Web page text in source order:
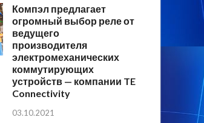
Компэл предлагает
огромный выбор реле от
ведущего
производителя
электромеханических
коммутирующих
устройств — компании TE
Connectivity
03.10.2021